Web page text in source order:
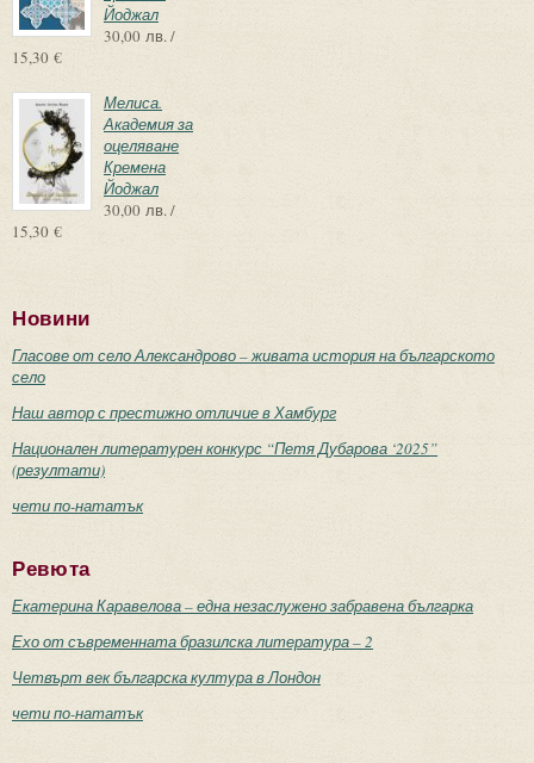
Йоджал
30,00 лв. /
15,30 €
Мелиса.
Академия за
оцеляване
Кремена
Йоджал
30,00 лв. /
15,30 €
Новини
Гласове от село Александрово – живата история на българското
село
Наш автор с престижно отличие в Хамбург
Национален литературен конкурс “Петя Дубарова ‘2025”
(резултати)
чети по-нататък
Ревюта
Екатерина Каравелова – една незаслужено забравена българка
Ехо от съвременната бразилска литература – 2
Четвърт век българска култура в Лондон
чети по-нататък